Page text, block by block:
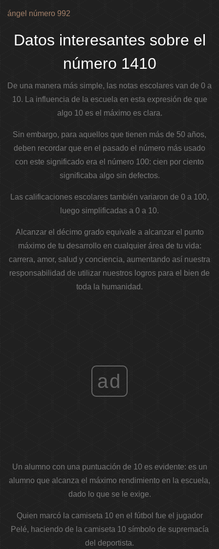
ángel número 992
Datos interesantes sobre el
número 1410
De una manera más simple, las notas escolares van de 0 a
10. La influencia de la escuela en esta expresión de que
algo 10 es el máximo es clara.
Sin embargo, para aquellos que tienen más de 50 años,
deben recordar que en el pasado el número más usado
con este significado era el número 100: cien por ciento
significaba algo sin defectos.
Las calificaciones escolares también variaron de 0 a 100,
luego simplificadas a 0 a 10.
Alcanzar el décimo grado equivale a alcanzar el punto
máximo de tu desarrollo en cualquier área de tu vida:
carrera, amor, salud y conciencia, aumentando así nuestra
responsabilidad de utilizar nuestros logros para el bien de
toda la humanidad.
ad
Un alumno con una puntuación de 10 es evidente: es un
alumno que alcanza el máximo rendimiento en la escuela,
dado lo que se le exige.
Quien marcó la camiseta 10 en el fútbol fue el jugador
Pelé, haciendo de la camiseta 10 símbolo de supremacía
del deportista.